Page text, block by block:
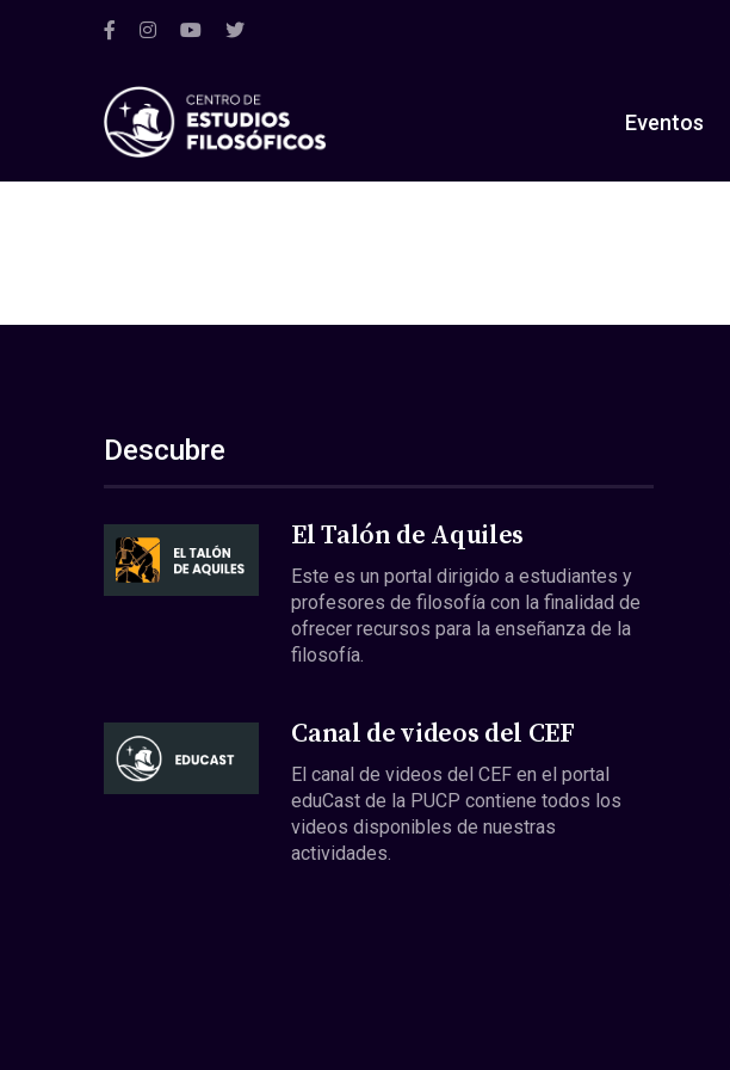
Eventos
Descubre
El Talón de Aquiles
Este es un portal dirigido a estudiantes y
profesores de filosofía con la finalidad de
ofrecer recursos para la enseñanza de la
filosofía.
Canal de videos del CEF
El canal de videos del CEF en el portal
eduCast de la PUCP contiene todos los
videos disponibles de nuestras
actividades.